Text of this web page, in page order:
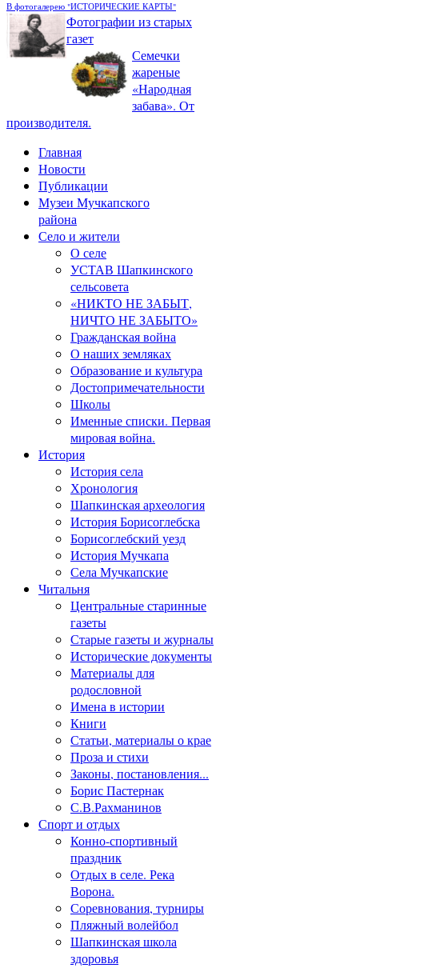
В фотогалерею "ИСТОРИЧЕСКИЕ КАРТЫ"
Фотографии из старых
газет
Семечки
жареные
«Народная
забава». От
производителя.
Главная
Новости
Публикации
Музеи Мучкапского
района
Село и жители
О селе
УСТАВ Шапкинского
сельсовета
«НИКТО НЕ ЗАБЫТ,
НИЧТО НЕ ЗАБЫТО»
Гражданская война
О наших земляках
Образование и культура
Достопримечательности
Школы
Именные списки. Первая
мировая война.
История
История села
Хронология
Шапкинская археология
История Борисоглебска
Борисоглебский уезд
История Мучкапа
Села Мучкапские
Читальня
Центральные старинные
газеты
Старые газеты и журналы
Исторические документы
Материалы для
родословной
Имена в истории
Книги
Статьи, материалы о крае
Проза и стихи
Законы, постановления...
Борис Пастернак
С.В.Рахманинов
Спорт и отдых
Конно-спортивный
праздник
Отдых в селе. Река
Ворона.
Соревнования, турниры
Пляжный волейбол
Шапкинская школа
здоровья